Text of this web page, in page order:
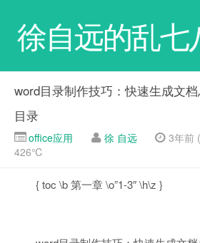
徐自远的乱七
word目录制作技巧：快速生成文
目录
office应用 徐 自远
3年前
426℃
{ toc \b 第一章 \o”1-3″ \h\z }